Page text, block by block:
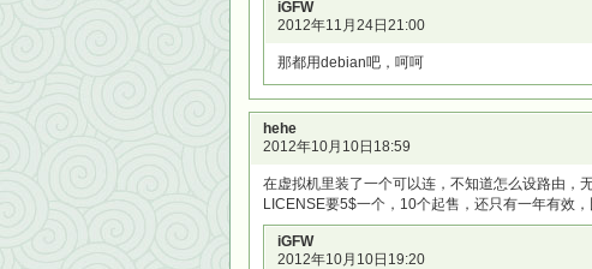
iGFW
2012年11月24日21:00
那都用debian吧，呵呵
hehe
2012年10月10日18:59
在虚拟机里装了一个可以连，不知道怎么设路由，
LICENSE要5$一个，10个起售，还只有一年有效
iGFW
2012年10月10日19:20